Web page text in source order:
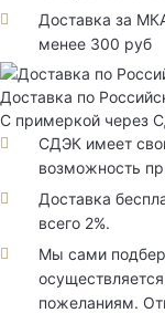
Доставка за
менее 300 руб
Доставка по
С примеркой через
СДЭК имеет
возможность
Доставка
всего 2%.
Мы сами
пожеланиям.